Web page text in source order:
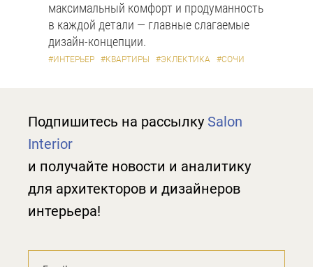
максимальный комфорт и продуманность
в каждой детали — главные слагаемые
дизайн-концепции.
#ИНТЕРЬЕР #КВАРТИРЫ #ЭКЛЕКТИКА #СОЧИ
Подпишитесь на рассылку Salon
Interior
и получайте новости и аналитику
для архитекторов и дизайнеров
интерьера!